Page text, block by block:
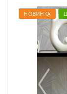
НОВИНКА